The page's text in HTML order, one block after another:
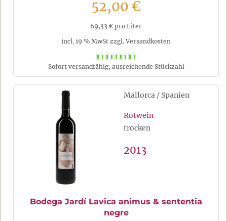
52,00 €
69,33 € pro Liter
incl. 19 % MwSt zzgl. Versandkosten
Sofort versandfähig, ausreichende Stückzahl
Mallorca / Spanien
Rotwein
trocken
2013
Bodega Jardí Lavica animus & sententia
negre